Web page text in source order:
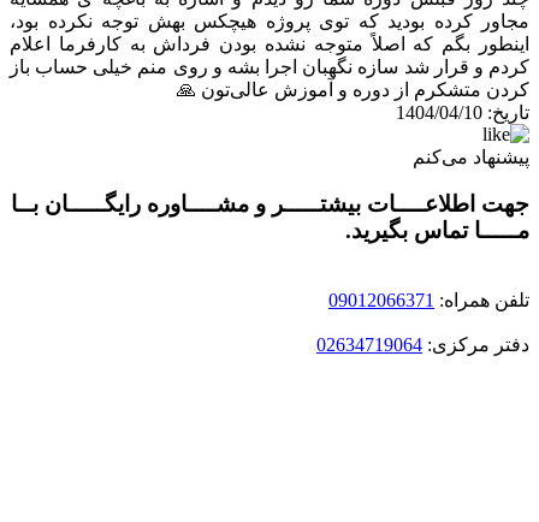
مجاور کرده بودید که توی پروژه هیچکس بهش توجه نکرده بود،
اینطور بگم که اصلاً متوجه نشده بودن فرداش به کارفرما اعلام
کردم و قرار شد سازه نگهبان اجرا بشه و روی منم خیلی حساب باز
کردن متشکرم از دوره و آموزش عالی‌تون 🙏
تاریخ: 1404/04/10
پیشنهاد می‌کنم
جهت اطلاعــــات بیشتـــــر و مشــــاوره رایگـــــان بــا
مـــــا تماس بگیرید.
تلفن همراه: 09012066371
دفتر مرکزی: 02634719064